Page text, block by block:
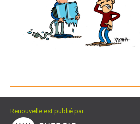
Renouvelle est publié par